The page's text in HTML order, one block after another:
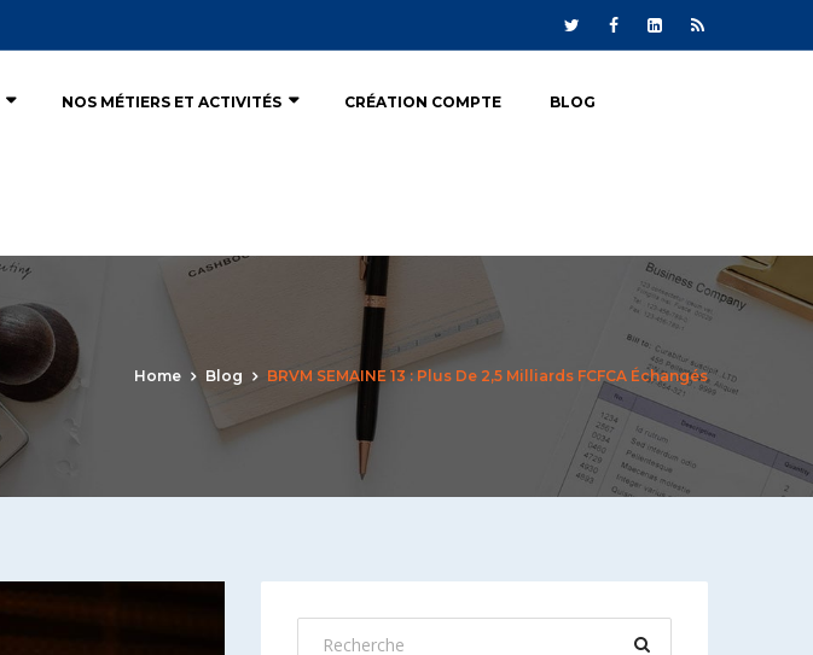
NOS MÉTIERS ET ACTIVITÉS CRÉATION COMPTE BLOG
Home Blog BRVM SEMAINE 13 : Plus De 2,5 Milliards FCFCA Échangés